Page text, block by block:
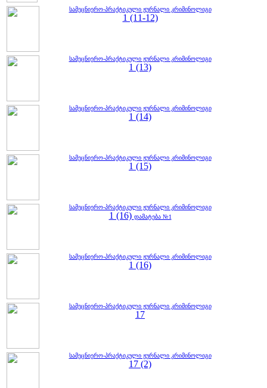
სამეცნიერო-პრაქტიკული ჟურნალი კრიმინოლიგი
1 (11-12)
სამეცნიერო-პრაქტიკული ჟურნალი კრიმინოლიგი
1 (13)
სამეცნიერო-პრაქტიკული ჟურნალი კრიმინოლიგი
1 (14)
სამეცნიერო-პრაქტიკული ჟურნალი კრიმინოლიგი
1 (15)
სამეცნიერო-პრაქტიკული ჟურნალი კრიმინოლიგი
1 (16) დამატება №1
სამეცნიერო-პრაქტიკული ჟურნალი კრიმინოლიგი
1 (16)
სამეცნიერო-პრაქტიკული ჟურნალი კრიმინოლიგი
17
სამეცნიერო-პრაქტიკული ჟურნალი კრიმინოლიგი
17 (2)